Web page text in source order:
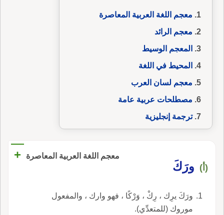
معجم اللغة العربية المعاصرة
معجم الرائد
المعجم الوسيط
المحيط في اللغة
معجم لسان العرب
مصطلحات عربية عامة
ترجمة إنجليزية
معجم اللغة العربية المعاصرة +
(أ) ورَكَ
ورَكَ يرِك ، رِكْ ، وَرْكًا ، فهو وارك ، والمفعول
موروك (للمتعدِّي).